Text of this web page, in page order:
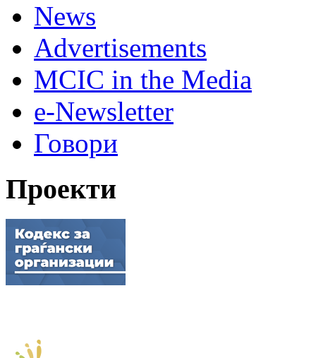
News
Advertisements
MCIC in the Media
e-Newsletter
Говори
Проекти